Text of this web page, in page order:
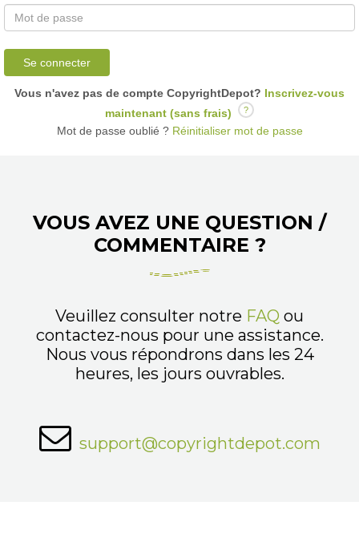
Se connecter
Vous n'avez pas de compte CopyrightDepot? Inscrivez-vous
maintenant (sans frais)
?
Mot de passe oublié ?Réinitialiser mot de passe
VOUS AVEZ UNE QUESTION /
COMMENTAIRE ?
Veuillez consulter notre FAQ ou
contactez-nous pour une assistance.
Nous vous répondrons dans les 24
heures, les jours ouvrables.
support@copyrightdepot.com